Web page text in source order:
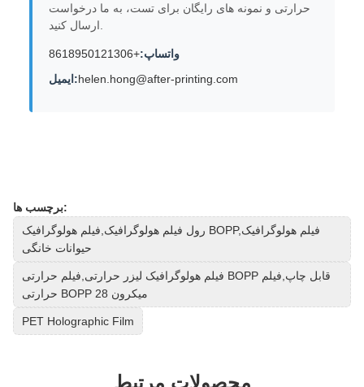
حرارتی و نمونه های رایگان برای تست، به ما درخواست
واتساپ:+8618950121306
ایمیل:helen.hong@after-printing.com
برچسب ها:
رول فیلم هولوگرافیک,فیلم هولوگرافیک BOPP,فیلم هولوگرافیک
حیوانات خانگی
فیلم هولوگرافیک لیزر حرارتی,فیلم حرارتی BOPP قابل چاپ,فیلم
حرارتی BOPP 28 میکرون
PET Holographic Film
محصولات مرتبط